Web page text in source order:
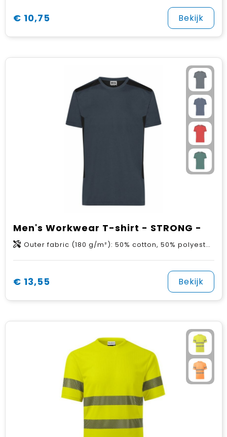
€ 10,75 Bekijk
Men's Workwear T-shirt - STRONG -
Outer fabric (180 g/m²): 50% cotton, 50% polyester (recycled)
€ 13,55 Bekijk